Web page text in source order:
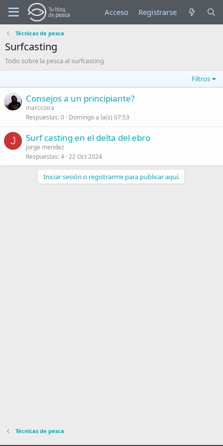
Acceso Registrarse
Técnicas de pesca
Surfcasting
Todo sobre la pesca al surfcasting
Filtros
Consejos a un principiante?
marccoira
Respuestas 0 Domingo a la(s) 07:53
J Surf casting en el delta del ebro
jorge mendez
Respuestas 4 22 Oct 2024
Iniciar sesión o registrarme para publicar aquí.
Técnicas de pesca